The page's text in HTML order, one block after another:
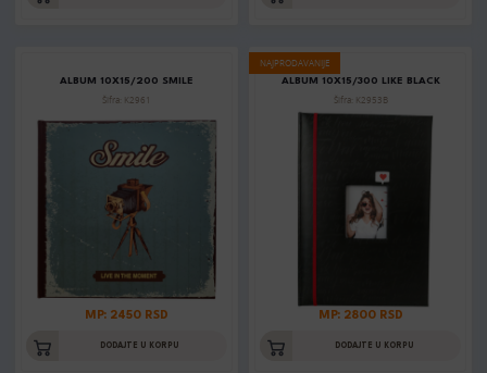
ALBUM 10X15/200 SMILE
Šifra: K2961
MP: 2450 RSD
DODAJTE U KORPU
NAJPRODAVANIJE
ALBUM 10X15/300 LIKE BLACK
Šifra: K2953B
MP: 2800 RSD
DODAJTE U KORPU